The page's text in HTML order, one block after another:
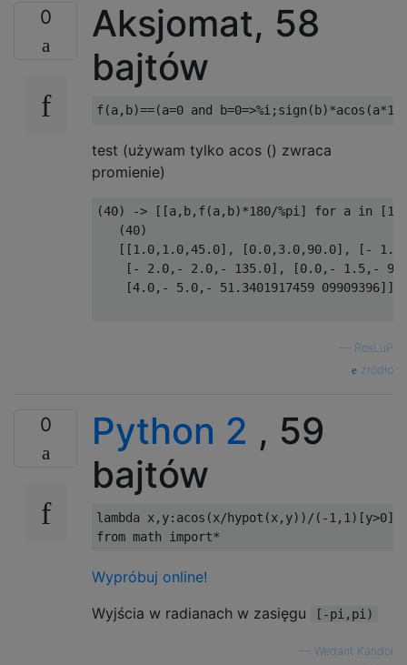
0
Aksjomat, 58
bajtów
test (używam tylko acos () zwraca
promienie)
(40) -> [[a,b,f(a,b)*180/%pi] for a in
   (40)
[[1.0,1.0,45.0], [0.0,3.0,90.0], [-
[- 2.0,- 2.0,- 135.0], [0.0,- 1.5,-
    [4.0,- 5.0,- 51.3401917459 09909396]]
RosLuP
źródło
0 Python 2 , 59
bajtów
lambda x, y: acos (x/hypot (x, y))/(-1 , 1 )[y>0]
from math import*
Wypróbuj online!
Wyjścia w radianach w zasięgu
[-pi,pi)
Wedant Kandoi